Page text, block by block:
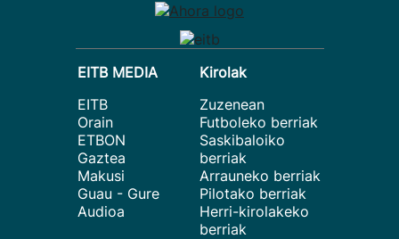
EITB MEDIA
EITB
Orain
ETBON
Gaztea
Makusi
Guau - Gure
Audioa
Kirolak
Zuzenean
Futboleko berriak
Saskibaloiko
berriak
Arrauneko berriak
Pilotako berriak
Herri-kirolakeko
berriak